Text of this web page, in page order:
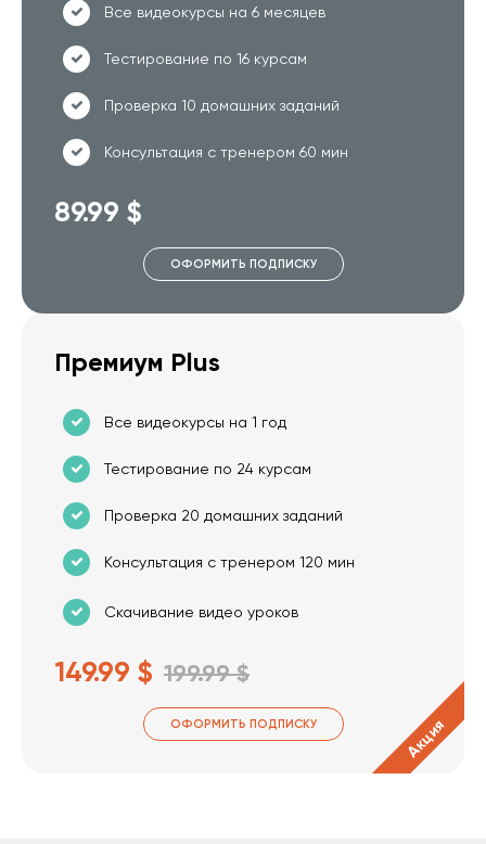
Все видеокурсы на 6 месяцев
Тестирование по 16 курсам
Проверка 10 домашних заданий
Консультация с тренером 60 мин
89.99 $
ОФОРМИТЬ ПОДПИСКУ
Премиум Plus
Все видеокурсы на 1 год
Тестирование по 24 курсам
Проверка 20 домашних заданий
Консультация с тренером 120 мин
Скачивание видео уроков
149.99 $ 199.99 $
ОФОРМИТЬ ПОДПИСКУ Акция